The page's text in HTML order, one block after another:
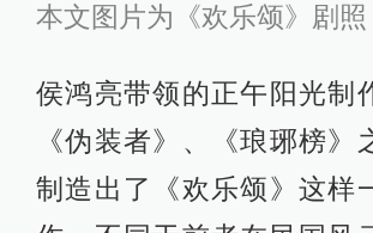
本文图片为《欢乐颂》剧照
侯鸿亮带领的正午阳光制
《伪装者》、《琅琊榜》
制造出了《欢乐颂》这样